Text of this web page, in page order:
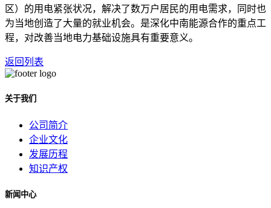
区）的用电紧张状况，解决了数万户居民的用电需求，同时也
为当地创造了大量的就业机会。是深化中南能源合作的重点工
程，对改善当地电力基础设施具有重要意义。
返回列表
关于我们
公司简介
企业文化
发展历程
知识产权
新闻中心